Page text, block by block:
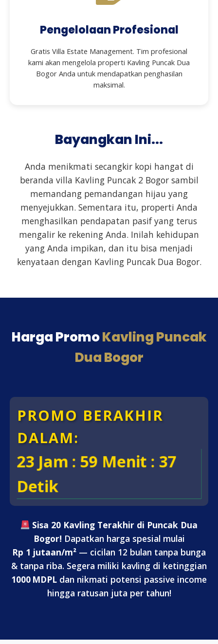
Pengelolaan Profesional
Gratis Villa Estate Management. Tim profesional
kami akan mengelola properti Kavling Puncak Dua
Bogor Anda untuk mendapatkan penghasilan
maksimal.
Bayangkan Ini...
Anda menikmati secangkir kopi hangat di
beranda villa Kavling Puncak 2 Bogor sambil
memandang pemandangan hijau yang
menyejukkan. Sementara itu, properti Anda
menghasilkan pendapatan pasif yang terus
mengalir ke rekening Anda. Inilah kehidupan
yang Anda impikan, dan itu bisa menjadi
kenyataan dengan Kavling Puncak Dua Bogor.
Harga PromoKavling Puncak
Dua Bogor
PROMO BERAKHIR
DALAM:
23 Jam : 59 Menit : 35
Detik
Sisa 20 Kavling Terakhir di Puncak Dua
Bogor! Dapatkan harga spesial mulai
Rp 1 jutaan/m² — cicilan 12 bulan tanpa bunga
& tanpa riba. Segera miliki kavling di ketinggian
1000 MDPL dan nikmati potensi passive income
hingga ratusan juta per tahun!